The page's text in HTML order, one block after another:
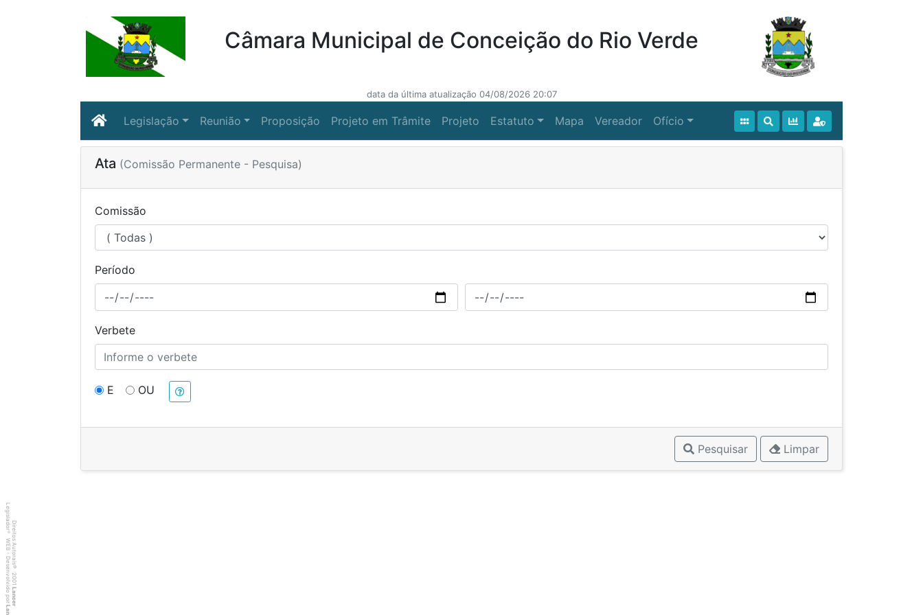
Câmara Municipal de Conceição do Rio Verde
data da última atualização 04/08/2026 20:07
Legislação Reunião Proposição Projeto em Trâmite Projeto Estatuto Mapa Vereador Ofício
Ata (Comissão Permanente - Pesquisa)
Comissão
Período
Verbete
E OU
Pesquisar Limpar
Direitos Autorais
©
2001
Lancer
Legislador
®
WEB - Desenvolvido por